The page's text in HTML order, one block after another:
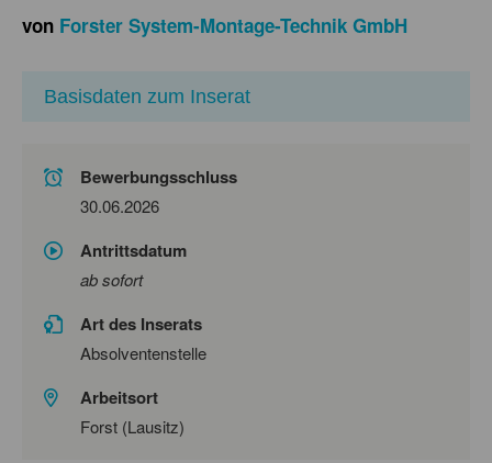
von Forster System-Montage-Technik GmbH
Basisdaten zum Inserat
Bewerbungsschluss
30.06.2026
Antrittsdatum
ab sofort
Art des Inserats
Absolventenstelle
Arbeitsort
Forst (Lausitz)